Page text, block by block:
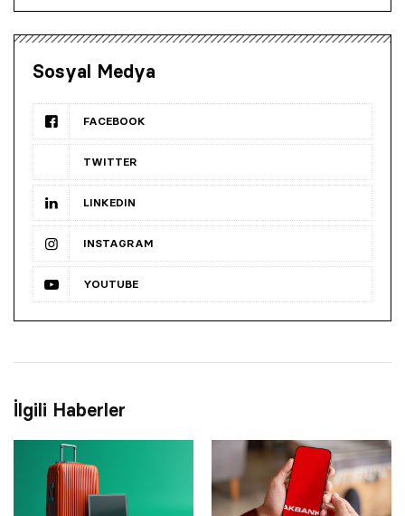
Sosyal Medya
FACEBOOK
TWITTER
LINKEDIN
INSTAGRAM
YOUTUBE
İlgili Haberler